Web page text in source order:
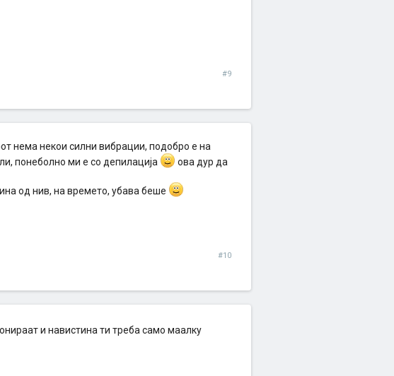
#9
нема некои силни вибрации, подобро е на
понеболно ми е со депилација
ова дур да
од нив, на времето, убава беше
#10
и навистина ти треба само маалку